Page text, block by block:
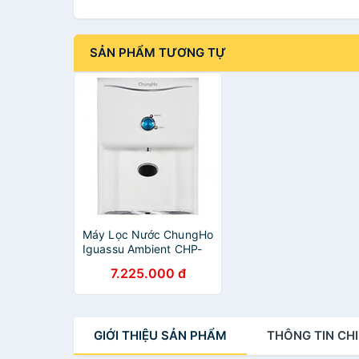
SẢN PHẨM TƯƠNG TỰ
Máy Lọc Nước ChungHo
Iguassu Ambient CHP-
7.225.000 đ
GIỚI THIỆU SẢN PHẨM THÔNG TIN